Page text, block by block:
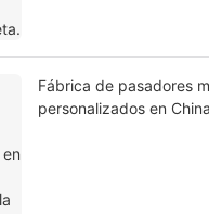
Fábrica de pasadores
personalizados en